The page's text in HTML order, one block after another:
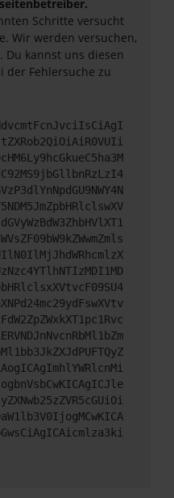
Schritte versucht
Wir werden versuchen,
Du kannst uns diesen
der Fehlersuche zu